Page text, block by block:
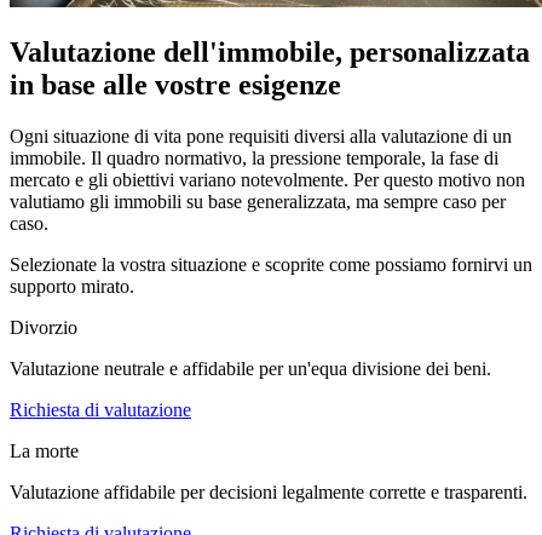
Valutazione dell'immobile, personalizzata
in base alle vostre esigenze
Ogni situazione di vita pone requisiti diversi alla valutazione di un
immobile. Il quadro normativo, la pressione temporale, la fase di
mercato e gli obiettivi variano notevolmente. Per questo motivo non
valutiamo gli immobili su base generalizzata, ma sempre caso per
caso.
Selezionate la vostra situazione e scoprite come possiamo fornirvi un
supporto mirato.
Divorzio
Valutazione neutrale e affidabile per un'equa divisione dei beni.
Richiesta di valutazione
La morte
Valutazione affidabile per decisioni legalmente corrette e trasparenti.